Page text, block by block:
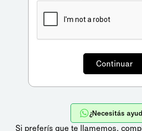
¿Necesitás
Si preferís que te llamemos,